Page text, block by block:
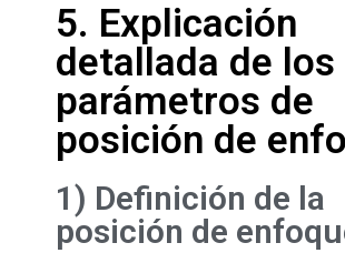
5. Explicación
detallada de los
parámetros de
posición de
1) Definición de la
posición de